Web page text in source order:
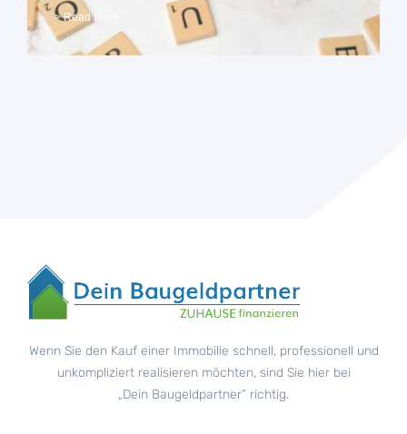
> Read More
Wenn Sie den Kauf einer Immobilie schnell, professionell und
unkompliziert realisieren möchten, sind Sie hier bei
„Dein Baugeldpartner“ richtig.